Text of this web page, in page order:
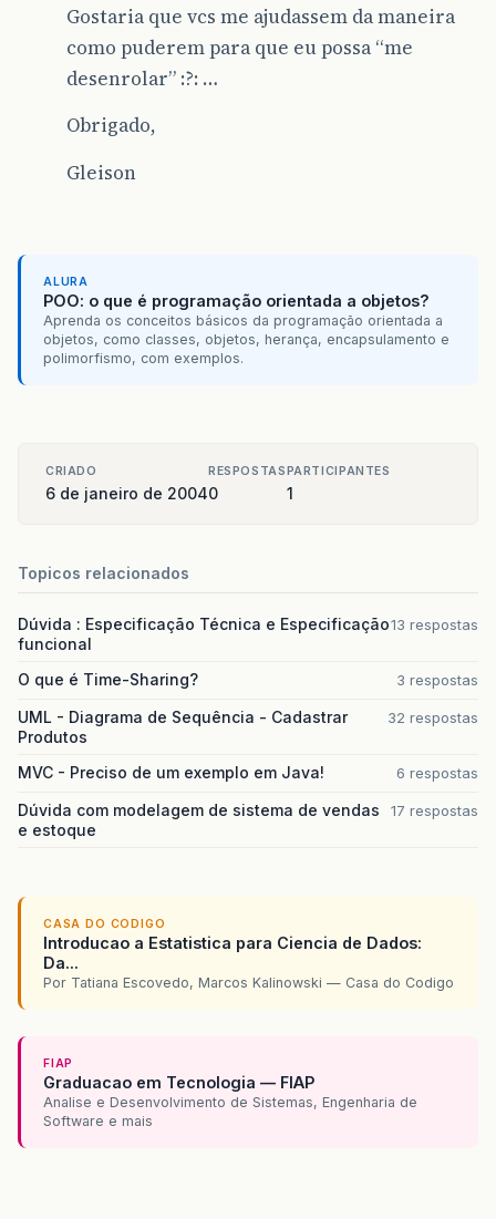
Gostaria que vcs me ajudassem da maneira
como puderem para que eu possa “me
desenrolar” :?: …
Obrigado,
Gleison
ALURA
POO: o que é programação orientada a objetos?
Aprenda os conceitos básicos da programação orientada a
objetos, como classes, objetos, herança, encapsulamento e
polimorfismo, com exemplos.
CRIADO
6 de janeiro de 2004
RESPOSTAS
0
PARTICIPANTES
1
Topicos relacionados
Dúvida : Especificação Técnica e Especificação
funcional
13 respostas
O que é Time-Sharing? 3 respostas
UML - Diagrama de Sequência - Cadastrar
Produtos
32 respostas
MVC - Preciso de um exemplo em Java! 6 respostas
Dúvida com modelagem de sistema de vendas
e estoque
17 respostas
CASA DO CODIGO
Introducao a Estatistica para Ciencia de Dados:
Da...
Por Tatiana Escovedo, Marcos Kalinowski — Casa do Codigo
FIAP
Graduacao em Tecnologia — FIAP
Analise e Desenvolvimento de Sistemas, Engenharia de
Software e mais